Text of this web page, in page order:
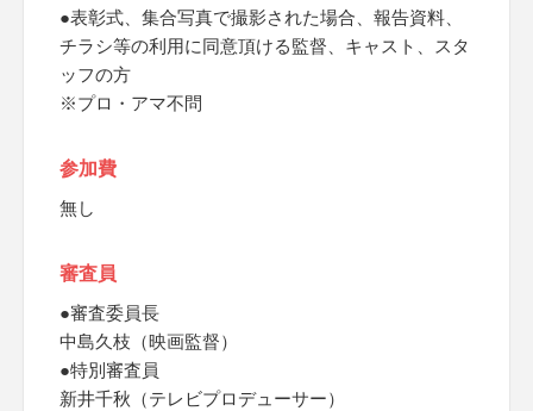
●表彰式、集合写真で撮影された場合、報告資料、
チラシ等の利用に同意頂ける監督、キャスト、スタ
ッフの方
※プロ・アマ不問
参加費
無し
審査員
●審査委員長
中島久枝（映画監督）
●特別審査員
新井千秋（テレビプロデューサー）